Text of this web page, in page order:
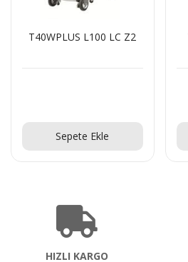
T40PLUS L100 LC Z2
Sepete Ekle
HIZLI KARGO